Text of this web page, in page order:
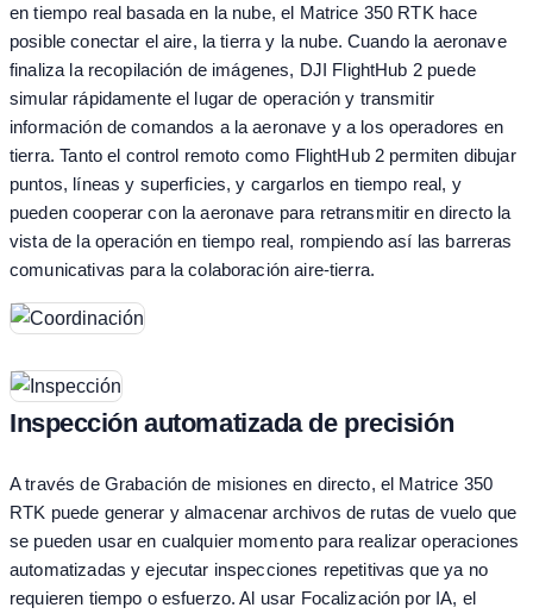
en tiempo real basada en la nube, el Matrice 350 RTK hace
posible conectar el aire, la tierra y la nube. Cuando la aeronave
finaliza la recopilación de imágenes, DJI FlightHub 2 puede
simular rápidamente el lugar de operación y transmitir
información de comandos a la aeronave y a los operadores en
tierra. Tanto el control remoto como FlightHub 2 permiten dibujar
puntos, líneas y superficies, y cargarlos en tiempo real, y
pueden cooperar con la aeronave para retransmitir en directo la
vista de la operación en tiempo real, rompiendo así las barreras
comunicativas para la colaboración aire-tierra.
Inspección automatizada de precisión
A través de Grabación de misiones en directo, el Matrice 350
RTK puede generar y almacenar archivos de rutas de vuelo que
se pueden usar en cualquier momento para realizar operaciones
automatizadas y ejecutar inspecciones repetitivas que ya no
requieren tiempo o esfuerzo. Al usar Focalización por IA, el